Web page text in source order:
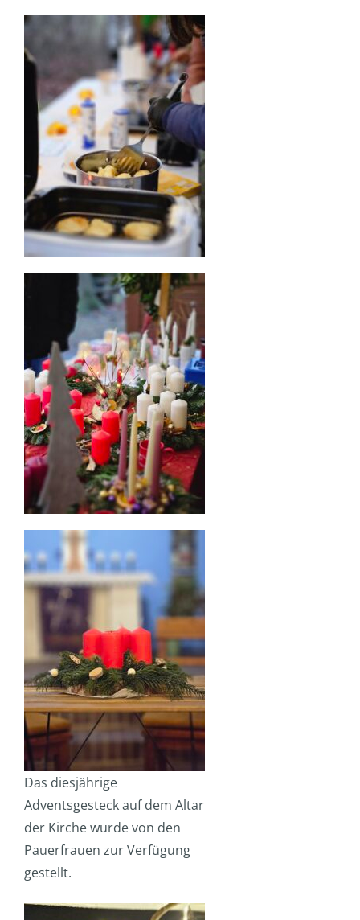
Das diesjährige
Adventsgesteck auf dem Altar
der Kirche wurde von den
Pauerfrauen zur Verfügung
gestellt.